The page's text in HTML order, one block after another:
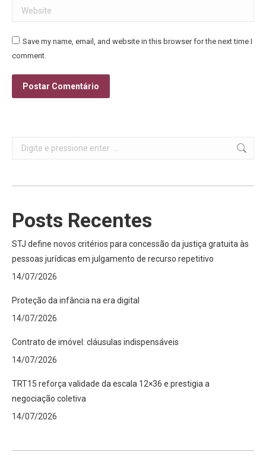
Website
Save my name, email, and website in this browser for the next time I
comment.
Postar Comentário
Search:
Posts Recentes
STJ define novos critérios para concessão da justiça gratuita às
pessoas jurídicas em julgamento de recurso repetitivo
14/07/2026
Proteção da infância na era digital
14/07/2026
Contrato de imóvel: cláusulas indispensáveis
14/07/2026
TRT15 reforça validade da escala 12×36 e prestigia a
negociação coletiva
14/07/2026